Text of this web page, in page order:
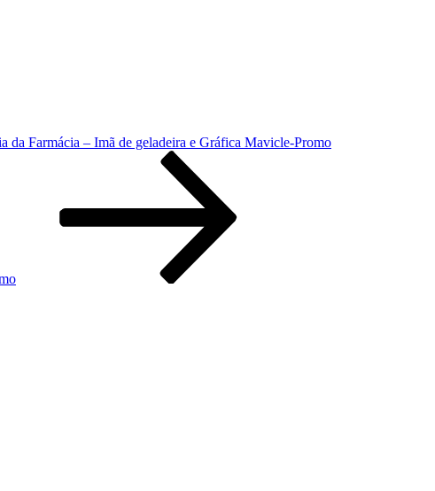
da Farmácia – Imã de geladeira e Gráfica Mavicle-Promo